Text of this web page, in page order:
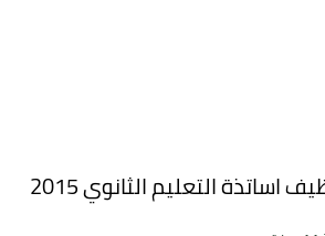
اساتذة التعليم الثانوي 2015